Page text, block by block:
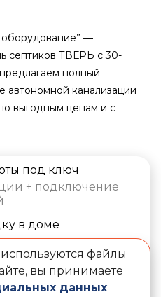
—
септиков ТВЕРЬ с 30-
полный
автономной канализации
выгодным ценам и с
под ключ
+ подключение
в доме
время
или выходные
ваших пожеланий
файлы
вы принимаете
данных